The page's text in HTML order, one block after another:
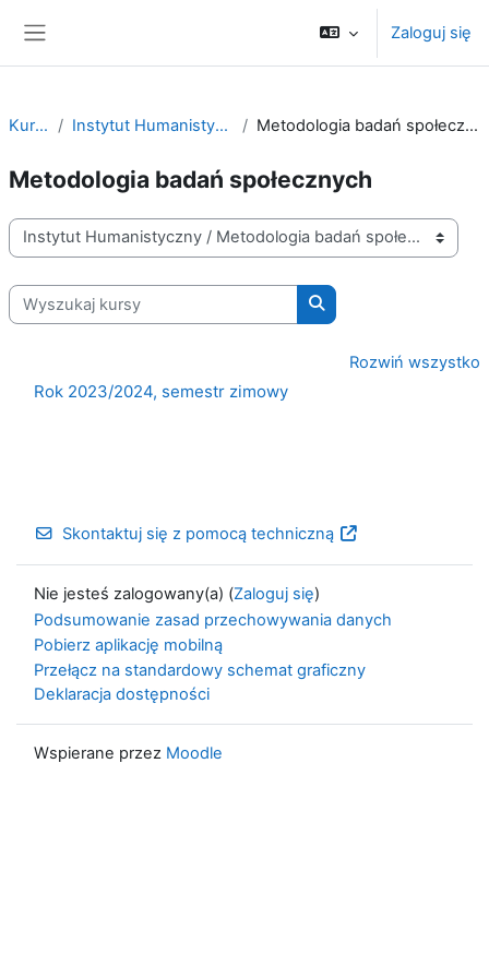
Zaloguj się
Kursy Instytut Humanistyczny Metodologia badań społecznych
Metodologia badań społecznych
Kategorie kursów
Wyszukaj kursy
Wyszukaj kursy
Rozwiń wszystko
Rok 2023/2024, semestr zimowy
Skontaktuj się z pomocą techniczną
Nie jesteś zalogowany(a) (Zaloguj się)
Podsumowanie zasad przechowywania danych
Pobierz aplikację mobilną
Przełącz na standardowy schemat graficzny
Deklaracja dostępności
Wspierane przez Moodle